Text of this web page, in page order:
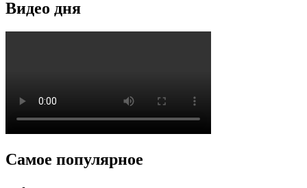
Видео дня
Самое популярное